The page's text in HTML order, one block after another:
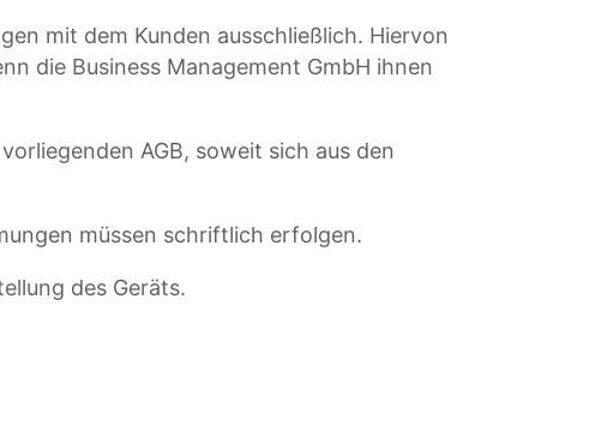
mit dem Kunden ausschließlich. Hiervon
die Business Management GmbH ihnen
AGB, soweit sich aus den
müssen schriftlich erfolgen.
des Geräts.